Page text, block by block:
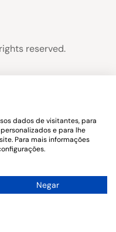
reserved.
dados de visitantes, para
e para lhe
Para mais informações
Negar